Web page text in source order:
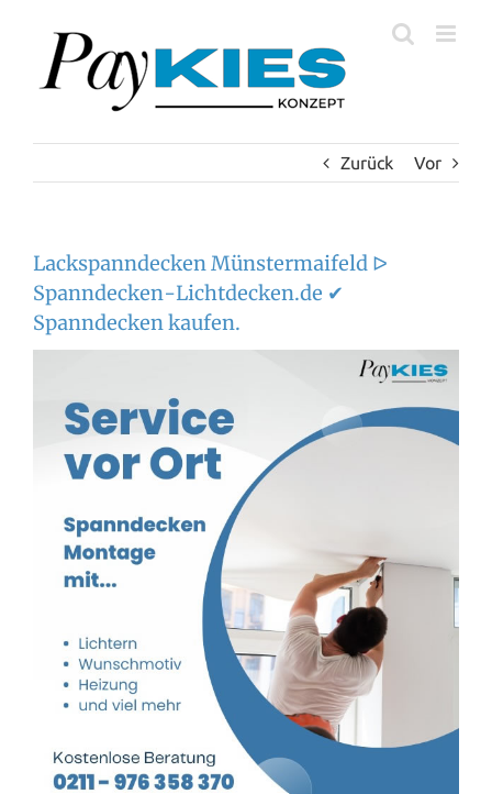
springen
Zurück Vor
Lackspanndecken Münstermaifeld ᐅ
Spanndecken-Lichtdecken.de ✔
Spanndecken kaufen.